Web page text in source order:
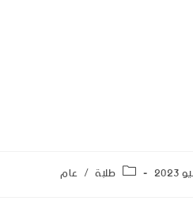
طلبة / عام